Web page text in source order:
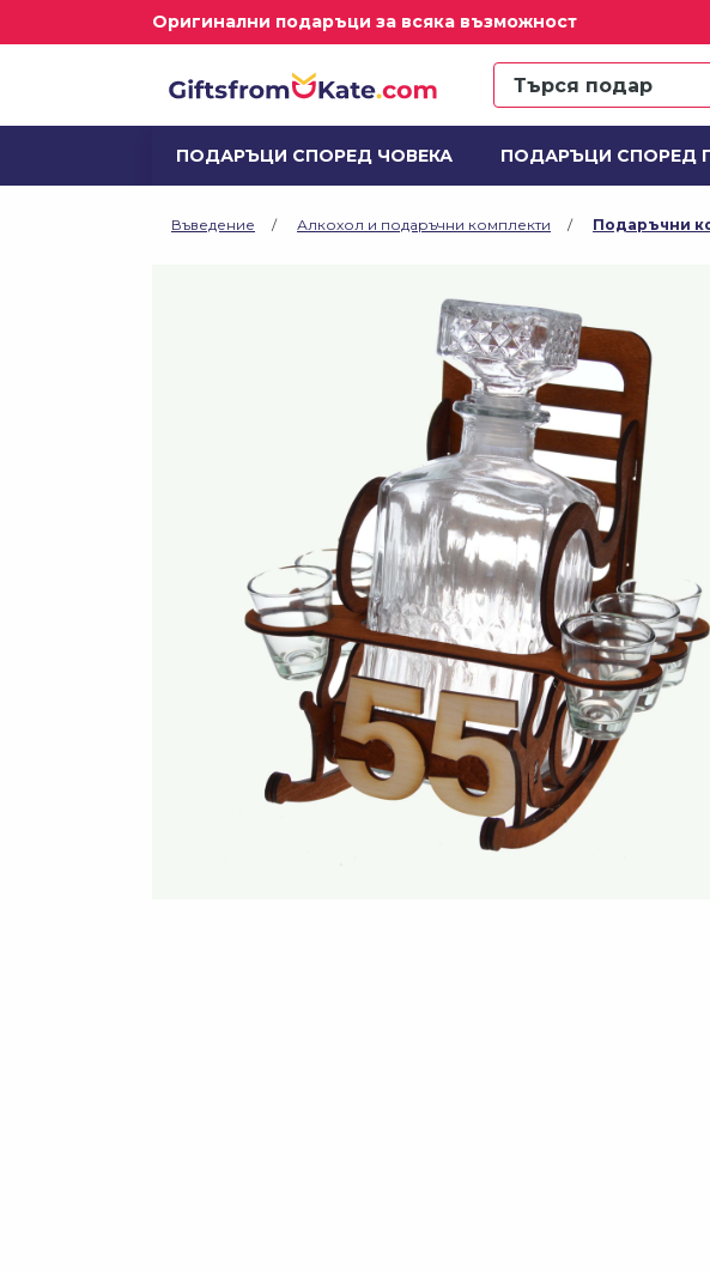
Оригинални подаръци за всяка възможност
ПОДАРЪЦИ СПОРЕД ЧОВЕКА ПОДАРЪЦИ СПОРЕД
ДОМ И ДЕКОРАЦИИ АЛКОХОЛ И ПОДАРЪЧНИ
Въведение Алкохол и подаръчни комплекти Подаръчни